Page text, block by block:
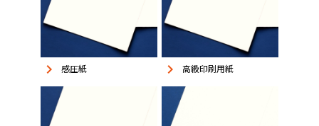
keyboard_arrow_right 感圧紙 keyboard_arrow_right 高級印刷用紙